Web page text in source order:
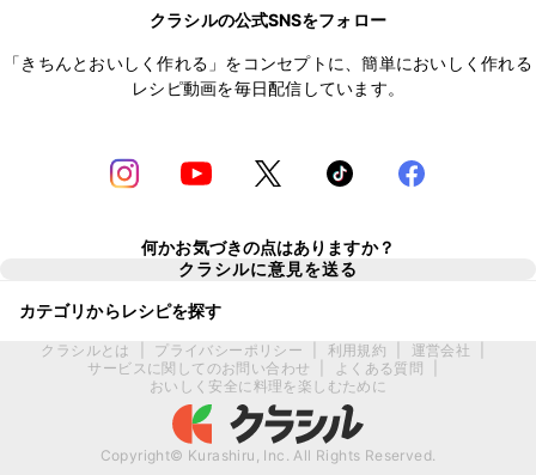
クラシルの公式SNSをフォロー
「きちんとおいしく作れる」をコンセプトに、簡単においしく作れる
レシピ動画を毎日配信しています。
何かお気づきの点はありますか？
クラシルに意見を送る
カテゴリからレシピを探す
クラシルとは プライバシーポリシー 利用規約 運営会社
サービスに関してのお問い合わせ
よくある質問
おいしく安全に料理を楽しむために
Copyright© Kurashiru, Inc. All Rights Reserved.